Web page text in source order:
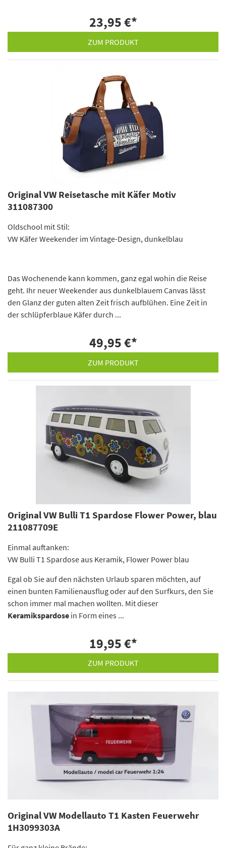
23,95 €*
ZUM PRODUKT
Original VW Reisetasche mit Käfer Motiv
311087300
Oldschool mit Stil:
VW Käfer Weekender im Vintage-Design, dunkelblau
Das Wochenende kann kommen, ganz egal wohin die Reise
geht. Ihr neuer Weekender aus dunkelblauem Canvas lässt
den Glanz der guten alten Zeit frisch aufblühen. Eine Zeit in
der schlüpferblaue Käfer durch ...
49,95 €*
ZUM PRODUKT
Original VW Bulli T1 Spardose Flower Power, blau
211087709E
Einmal auftanken:
VW Bulli T1 Spardose aus Keramik, Flower Power blau
Egal ob Sie auf den nächsten Urlaub sparen möchten, auf
einen bunten Familienausflug oder auf den Surfkurs, den Sie
schon immer mal machen wollten. Mit dieser
Keramikspardose in Form eines ...
19,95 €*
ZUM PRODUKT
Original VW Modellauto T1 Kasten Feuerwehr
1H3099303A